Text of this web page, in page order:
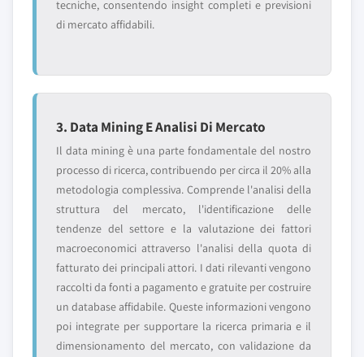
tecniche, consentendo insight completi e previsioni
di mercato affidabili.
3. Data Mining E Analisi Di Mercato
Il data mining è una parte fondamentale del nostro
processo di ricerca, contribuendo per circa il 20% alla
metodologia complessiva. Comprende l'analisi della
struttura del mercato, l'identificazione delle
tendenze del settore e la valutazione dei fattori
macroeconomici attraverso l'analisi della quota di
fatturato dei principali attori. I dati rilevanti vengono
raccolti da fonti a pagamento e gratuite per costruire
un database affidabile. Queste informazioni vengono
poi integrate per supportare la ricerca primaria e il
dimensionamento del mercato, con validazione da